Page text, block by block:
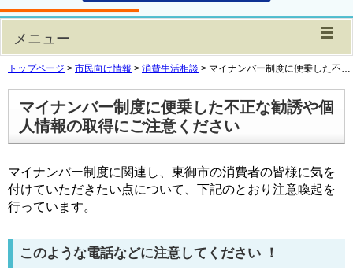
メニュー
トップページ > 市民向け情報 > 消費生活相談 > マイナンバー制度に便乗した不…
マイナンバー制度に便乗した不正な勧誘や個
人情報の取得にご注意ください
マイナンバー制度に関連し、東御市の消費者の皆様に気を
付けていただきたい点について、下記のとおり注意喚起を
行っています。
このような電話などに注意してください ！